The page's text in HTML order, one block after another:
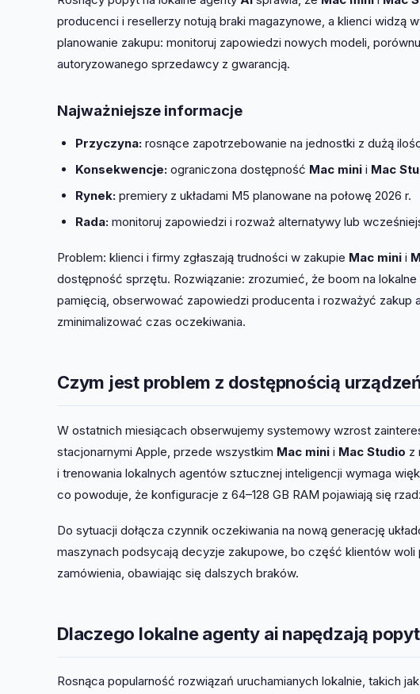
producenci i resellerzy notują braki magazynowe, a klienci widzą
planowanie zakupu: monitoruj zapowiedzi nowych modeli,
autoryzowanego sprzedawcy z gwarancją.
Najważniejsze informacje
Przyczyna:rosnące zapotrzebowanie na jednostki z dużą
Konsekwencje:ograniczona dostępność Mac minii Mac
Rynek:premiery z układami M5 planowane na połowę 2026 r.
Rada:monitoruj zapowiedzi i rozważ alternatywy lub
Problem: klienci i firmy zgłaszają trudności w zakupie Mac mini i
dostępność sprzętu. Rozwiązanie: zrozumieć, że boom na
pamięcią, obserwować zapowiedzi producenta i rozważyć zakup
zminimalizować czas oczekiwania.
Czym jest problem z dostępnością
W ostatnich miesiącach obserwujemy systemowy wzrost
stacjonarnymi Apple, przede wszystkim Mac mini i Mac Studio z
i trenowania lokalnych agentów sztucznej inteligencji wymaga
co powoduje, że konfiguracje z 64–128 GB RAM pojawiają się
Do sytuacji dołącza czynnik oczekiwania na nową generację
maszynach podsycają decyzje zakupowe, bo część klientów
zamówienia, obawiając się dalszych braków.
Dlaczego lokalne agenty ai napędzają
Rosnąca popularność rozwiązań uruchamianych lokalnie, takich